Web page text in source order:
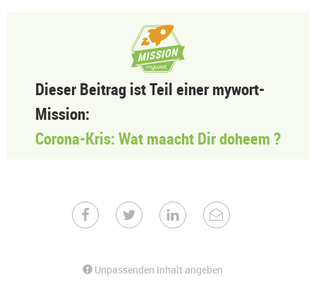
Dieser Beitrag ist Teil einer mywort-
Mission:
Corona-Kris: Wat maacht Dir doheem ?
Unpassenden Inhalt angeben